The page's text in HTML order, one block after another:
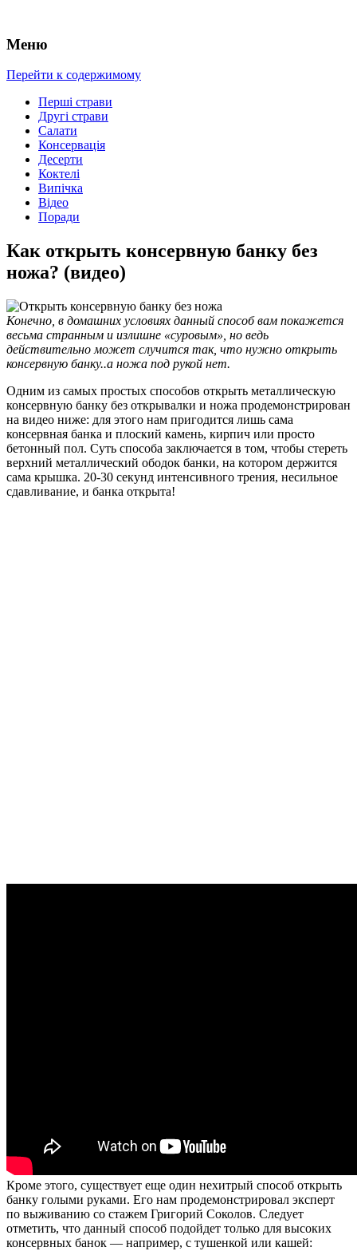
Меню
Перейти к содержимому
Перші страви
Другі страви
Салати
Консервація
Десерти
Коктелі
Випічка
Відео
Поради
Как открыть консервную банку без
ножа? (видео)
Конечно, в домашних условиях данный способ вам покажется
весьма странным и излишне «суровым», но ведь
действительно может случится так, что нужно открыть
консервную банку..а ножа под рукой нет.
Одним из самых простых способов открыть металлическую
консервную банку без открывалки и ножа продемонстрирован
на видео ниже: для этого нам пригодится лишь сама
консервная банка и плоский камень, кирпич или просто
бетонный пол. Суть способа заключается в том, чтобы стереть
верхний металлический ободок банки, на котором держится
сама крышка. 20-30 секунд интенсивного трения, несильное
сдавливание, и банка открыта!
Кроме этого, существует еще один нехитрый способ открыть
банку голыми руками. Его нам продемонстрировал эксперт
по выживанию со стажем Григорий Соколов. Следует
отметить, что данный способ подойдет только для высоких
консервных банок — например, с тушенкой или кашей: